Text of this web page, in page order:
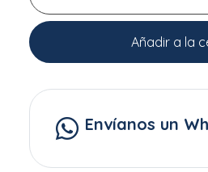
Añadir a la
Envíanos un